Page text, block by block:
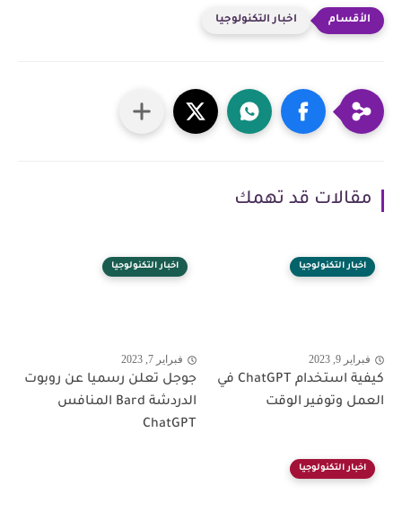
اخبار التكنولوجيا
مقالات قد تهمك
اخبار التكنولوجيا
فبراير 9, 2023
كيفية استخدام ChatGPT في
العمل وتوفير الوقت
اخبار التكنولوجيا
فبراير 7, 2023
جوجل تعلن رسميا عن روبوت
الدردشة Bard المنافس
ChatGPT
اخبار التكنولوجيا